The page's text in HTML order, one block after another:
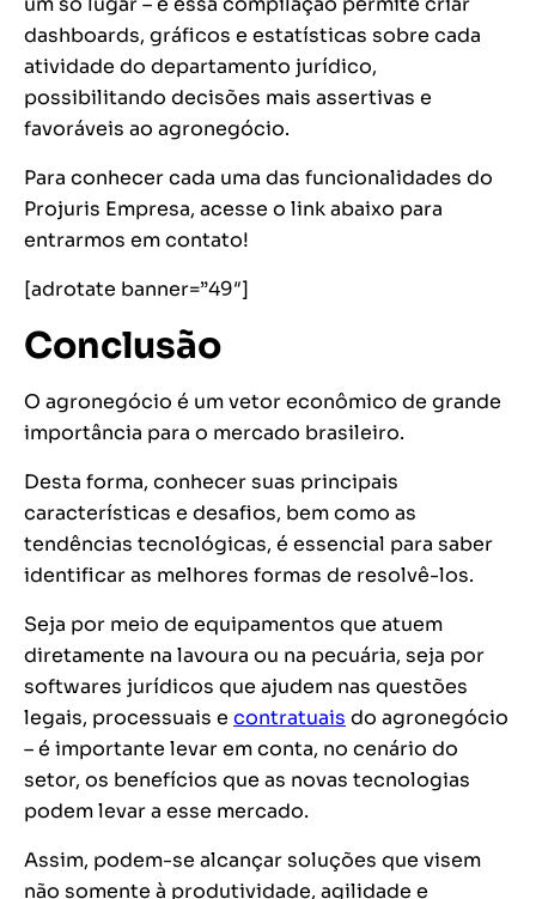
dashboards, gráficos e estatísticas sobre cada
atividade do departamento jurídico,
possibilitando decisões mais assertivas e
favoráveis ao agronegócio.
Para conhecer cada uma das funcionalidades do
Projuris Empresa, acesse o link abaixo para
entrarmos em contato!
[adrotate banner=”49″]
Conclusão
O agronegócio é um vetor econômico de grande
importância para o mercado brasileiro.
Desta forma, conhecer suas principais
características e desafios, bem como as
tendências tecnológicas, é essencial para saber
identificar as melhores formas de resolvê-los.
Seja por meio de equipamentos que atuem
diretamente na lavoura ou na pecuária, seja por
softwares jurídicos que ajudem nas questões
legais, processuais e contratuais do agronegócio
– é importante levar em conta, no cenário do
setor, os benefícios que as novas tecnologias
podem levar a esse mercado.
Assim, podem-se alcançar soluções que visem
não somente à produtividade, agilidade e